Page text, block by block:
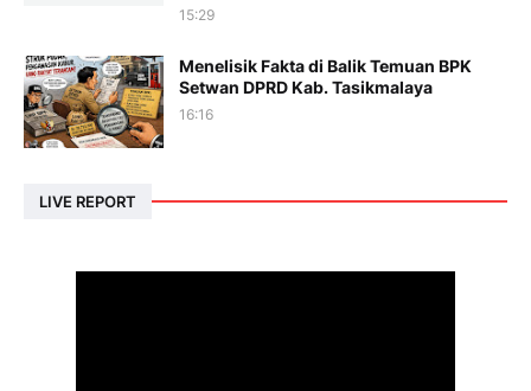
15:29
Menelisik Fakta di Balik Temuan BPK
Setwan DPRD Kab. Tasikmalaya
16:16
LIVE REPORT